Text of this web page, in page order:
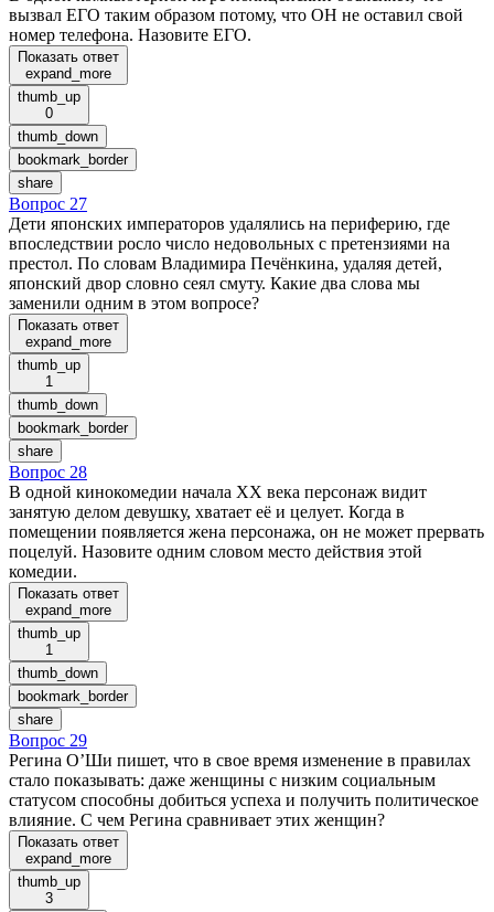
вызвал ЕГО таким образом потому, что ОН не оставил свой
номер телефона. Назовите ЕГО.
Показать ответ
expand_more
thumb_up
0
thumb_down
bookmark_border
share
Вопрос 27
Дети японских императоров удалялись на периферию, где
впоследствии росло число недовольных с претензиями на
престол. По словам Владимира Печёнкина, удаляя детей,
японский двор словно сеял смуту. Какие два слова мы
заменили одним в этом вопросе?
Показать ответ
expand_more
thumb_up
1
thumb_down
bookmark_border
share
Вопрос 28
В одной кинокомедии начала XX века персонаж видит
занятую делом девушку, хватает её и целует. Когда в
помещении появляется жена персонажа, он не может прервать
поцелуй. Назовите одним словом место действия этой
комедии.
Показать ответ
expand_more
thumb_up
1
thumb_down
bookmark_border
share
Вопрос 29
Регина О’Ши пишет, что в свое время изменение в правилах
стало показывать: даже женщины с низким социальным
статусом способны добиться успеха и получить политическое
влияние. С чем Регина сравнивает этих женщин?
Показать ответ
expand_more
thumb_up
3